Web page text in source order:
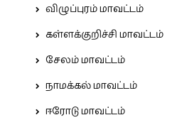
விழுப்புரம் மாவட்டம்
கள்ளக்குறிச்சி மாவட்டம்
சேலம் மாவட்டம்
நாமக்கல் மாவட்டம்
ஈரோடு மாவட்டம்